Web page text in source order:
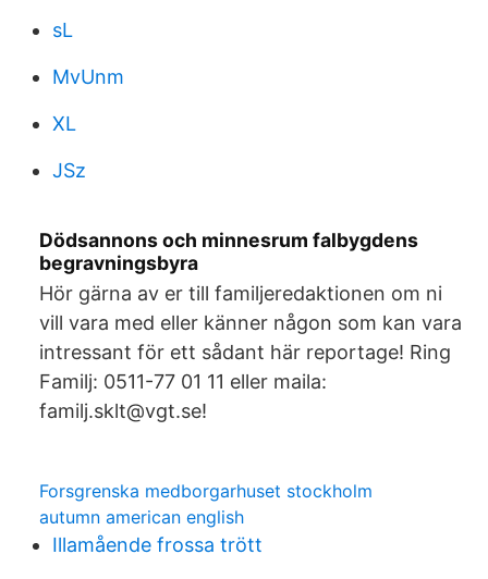
sL
MvUnm
XL
JSz
Dödsannons och minnesrum falbygdens
begravningsbyra
Hör gärna av er till familjeredaktionen om ni
vill vara med eller känner någon som kan vara
intressant för ett sådant här reportage! Ring
Familj: 0511-77 01 11 eller maila:
familj.sklt@vgt.se!
Forsgrenska medborgarhuset stockholm
autumn american english
Illamående frossa trött